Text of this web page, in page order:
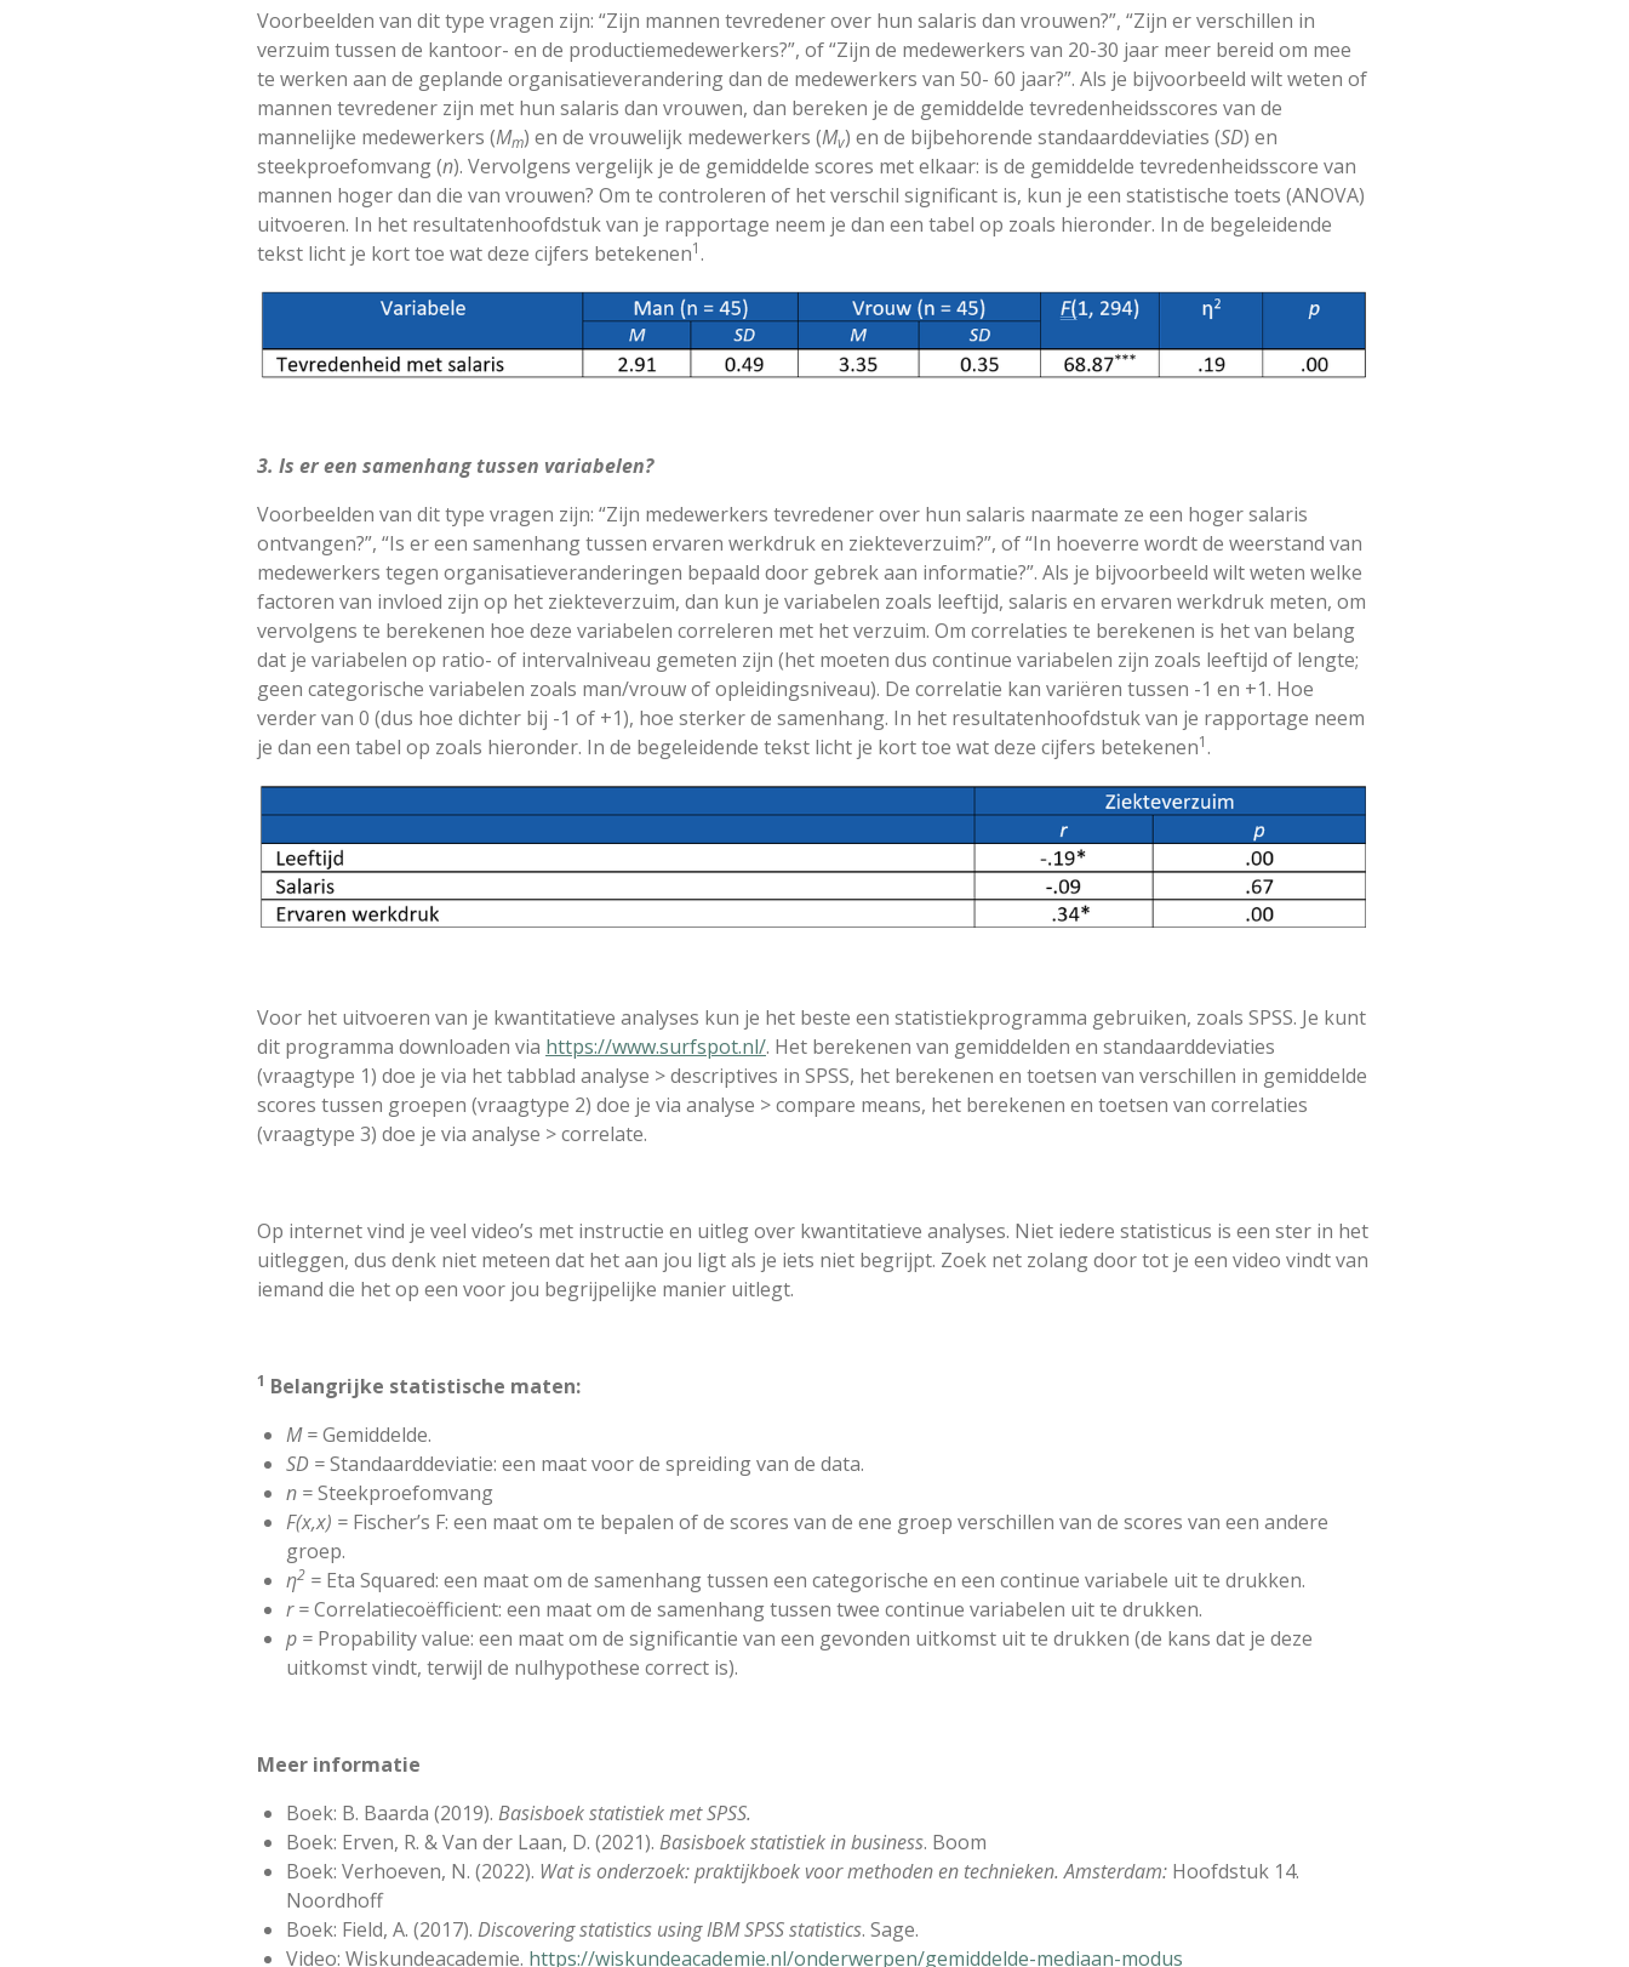
Voorbeelden van dit type vragen zijn: “Zijn mannen tevredener over hun salaris dan vrouwen?”, “Zijn er verschillen in
verzuim tussen de kantoor- en de productiemedewerkers?”, of “Zijn de medewerkers van 20-30 jaar meer bereid om mee
te werken aan de geplande organisatieverandering dan de medewerkers van 50- 60 jaar?”. Als je bijvoorbeeld wilt weten of
mannen tevredener zijn met hun salaris dan vrouwen, dan bereken je de gemiddelde tevredenheidsscores van de
mannelijke medewerkers (Mm) en de vrouwelijk medewerkers (Mv) en de bijbehorende standaarddeviaties (SD) en
steekproefomvang (n). Vervolgens vergelijk je de gemiddelde scores met elkaar: is de gemiddelde tevredenheidsscore van
mannen hoger dan die van vrouwen? Om te controleren of het verschil significant is, kun je een statistische toets (ANOVA)
uitvoeren. In het resultatenhoofdstuk van je rapportage neem je dan een tabel op zoals hieronder. In de begeleidende
tekst licht je kort toe wat deze cijfers betekenen1.
3. Is er een samenhang tussen variabelen?
Voorbeelden van dit type vragen zijn: “Zijn medewerkers tevredener over hun salaris naarmate ze een hoger salaris
ontvangen?”, “Is er een samenhang tussen ervaren werkdruk en ziekteverzuim?”, of “In hoeverre wordt de weerstand van
medewerkers tegen organisatieveranderingen bepaald door gebrek aan informatie?”. Als je bijvoorbeeld wilt weten welke
factoren van invloed zijn op het ziekteverzuim, dan kun je variabelen zoals leeftijd, salaris en ervaren werkdruk meten, om
vervolgens te berekenen hoe deze variabelen correleren met het verzuim. Om correlaties te berekenen is het van belang
dat je variabelen op ratio- of intervalniveau gemeten zijn (het moeten dus continue variabelen zijn zoals leeftijd of lengte;
geen categorische variabelen zoals man/vrouw of opleidingsniveau). De correlatie kan variëren tussen -1 en +1. Hoe
verder van 0 (dus hoe dichter bij -1 of +1), hoe sterker de samenhang. In het resultatenhoofdstuk van je rapportage neem
je dan een tabel op zoals hieronder. In de begeleidende tekst licht je kort toe wat deze cijfers betekenen1.
Voor het uitvoeren van je kwantitatieve analyses kun je het beste een statistiekprogramma gebruiken, zoals SPSS. Je kunt
dit programma downloaden via https://www.surfspot.nl/. Het berekenen van gemiddelden en standaarddeviaties
(vraagtype 1) doe je via het tabblad analyse > descriptives in SPSS, het berekenen en toetsen van verschillen in gemiddelde
scores tussen groepen (vraagtype 2) doe je via analyse > compare means, het berekenen en toetsen van correlaties
(vraagtype 3) doe je via analyse > correlate.
Op internet vind je veel video’s met instructie en uitleg over kwantitatieve analyses. Niet iedere statisticus is een ster in het
uitleggen, dus denk niet meteen dat het aan jou ligt als je iets niet begrijpt. Zoek net zolang door tot je een video vindt van
iemand die het op een voor jou begrijpelijke manier uitlegt.
1 Belangrijke statistische maten:
M =Gemiddelde.
SD =Standaarddeviatie: een maat voor de spreiding van de data.
n =Steekproefomvang
F(x,x) = Fischer’s F: een maat om te bepalen of de scores van de ene groep verschillen van de scores van een andere
groep.
η2 = Eta Squared: een maat om de samenhang tussen een categorische en een continue variabele uit te drukken.
r =Correlatiecoëfficient: een maat om de samenhang tussen twee continue variabelen uit te drukken.
p = Propability value: een maat om de significantie van een gevonden uitkomst uit te drukken (de kans dat je deze
uitkomst vindt, terwijl de nulhypothese correct is).
Meer informatie
Boek: B. Baarda (2019). Basisboek statistiek met SPSS.
Boek: Erven, R. & Van der Laan, D. (2021). Basisboek statistiek in business. Boom
Boek: Verhoeven, N. (2022). Wat is onderzoek: praktijkboek voor methoden en technieken. Amsterdam: Hoofdstuk 14.
Noordhoff
Boek: Field, A. (2017). Discovering statistics using IBM SPSS statistics. Sage.
Video: Wiskundeacademie. https://wiskundeacademie.nl/onderwerpen/gemiddelde-mediaan-modus